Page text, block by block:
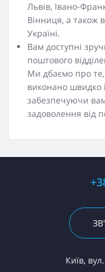
Львів, Івано-
Вінниця, а також
Україні.
Вам доступні
поштового
Ми дбаємо про
виконано швидко
забезпечуючи
задоволення від
Київ,